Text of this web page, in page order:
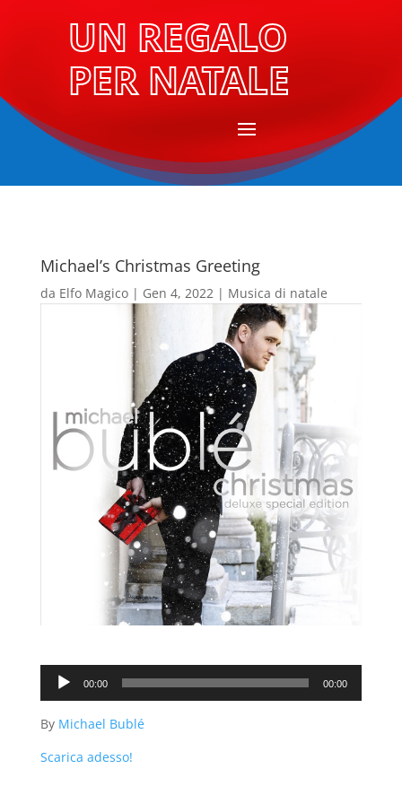
UN REGALO
PER NATALE
Michael’s Christmas Greeting
da Elfo Magico| Gen 4, 2022| Musica di natale
Audio
Player
00:00 00:00
By Michael Bublé
Scarica adesso!